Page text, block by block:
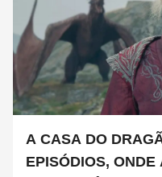
A CASA DO
EPISÓDIOS,